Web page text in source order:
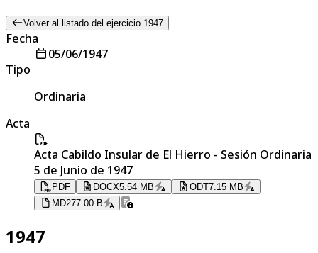
Volver al listado del ejercicio 1947
Fecha
05/06/1947
Tipo
Ordinaria
Acta
Acta Cabildo Insular de El Hierro - Sesión Ordinaria
5 de Junio de 1947
PDF DOCX5.54 MB ODT7.15 MB
MD277.00 B
1947